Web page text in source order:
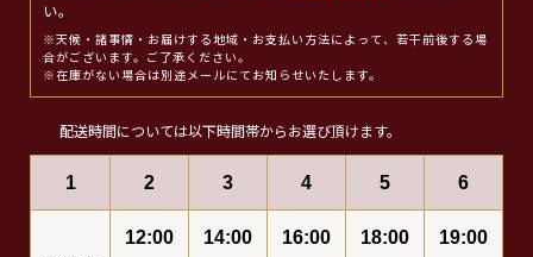
い。
※天候・諸事情・お届けする地域・お支払い方法によって、若干前後する場
合がございます。ご了承ください。
※在庫がない場合は別途メールにてお知らせいたします。
配送時間については以下時間帯からお選び頂けます。
1 2 3 4 5 6
12:00
14:00
16:00
18:00
19:00